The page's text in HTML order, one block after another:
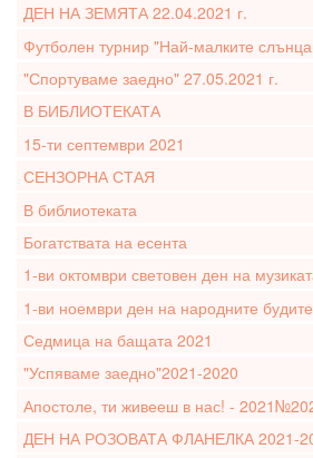
ДЕН НА ЗЕМЯТА 22.04.2021 г.
Футболен турнир "Най-малките
"Спортуваме заедно" 27.05.2021 г.
В БИБЛИОТЕКАТА
15-ти септември 2021
СЕНЗОРНА СТАЯ
В библиотеката
Богатствата на есента
1-ви октомври световен ден на
1-ви ноември ден на народните
Седмица на бащата 2021
"Успяваме заедно"2021-2020
Апостоле, ти живееш в нас! -
ДЕН НА РОЗОВАТА ФЛАНЕЛКА 2021-